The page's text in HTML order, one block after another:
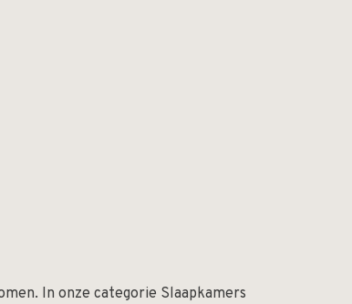
In onze categorie Slaapkamers